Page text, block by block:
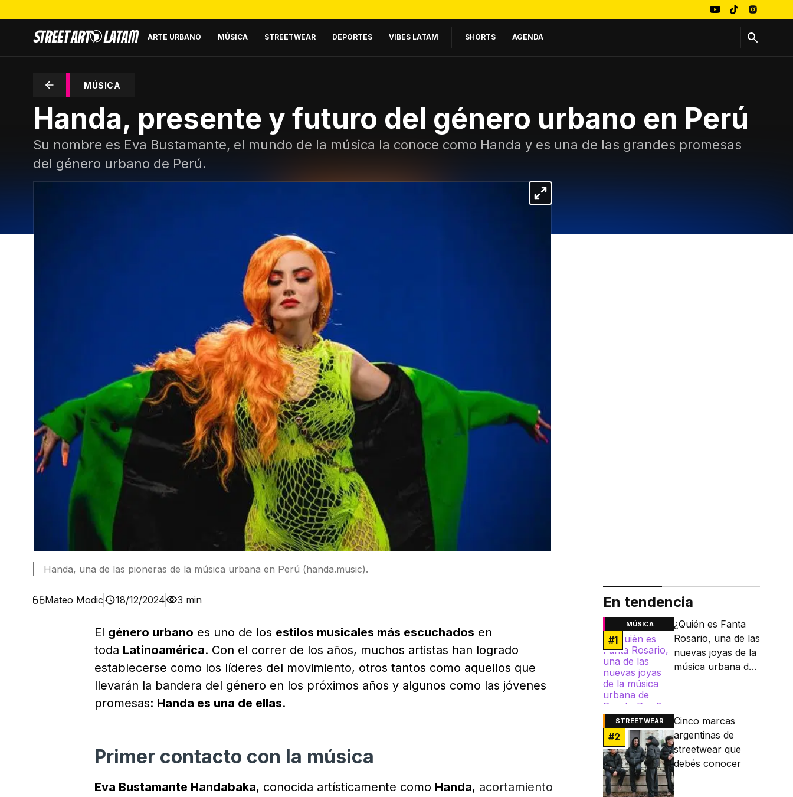
ARTE URBANO MÚSICA STREETWEAR DEPORTES VIBES LATAM SHORTS AGENDA
MÚSICA
Handa, presente y futuro del género urbano en Perú
Su nombre es Eva Bustamante, el mundo de la música la conoce como Handa y es una de las grandes promesas
del género urbano de Perú.
Handa, una de las pioneras de la música urbana en Perú (handa.music).
Mateo Modic 18/12/2024 3 min
El género urbano es uno de los estilos musicales más escuchados en
toda Latinoamérica. Con el correr de los años, muchos artistas han logrado
establecerse como los líderes del movimiento, otros tantos como aquellos que
llevarán la bandera del género en los próximos años y algunos como las jóvenes
promesas: Handa es una de ellas.
Primer contacto con la música
Eva Bustamante Handabaka, conocida artísticamente como Handa, acortamiento
En tendencia
MÚSICA
#1
¿Quién es Fanta
Rosario, una de las
nuevas joyas de la
música urbana de
STREETWEAR
#2
Cinco marcas
argentinas de
streetwear que
debés conocer